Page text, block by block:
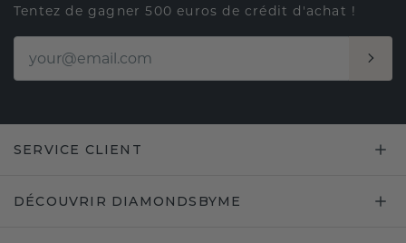
Tentez de gagner 500 euros de crédit d'achat !
SERVICE CLIENT
DÉCOUVRIR DIAMONDSBYME